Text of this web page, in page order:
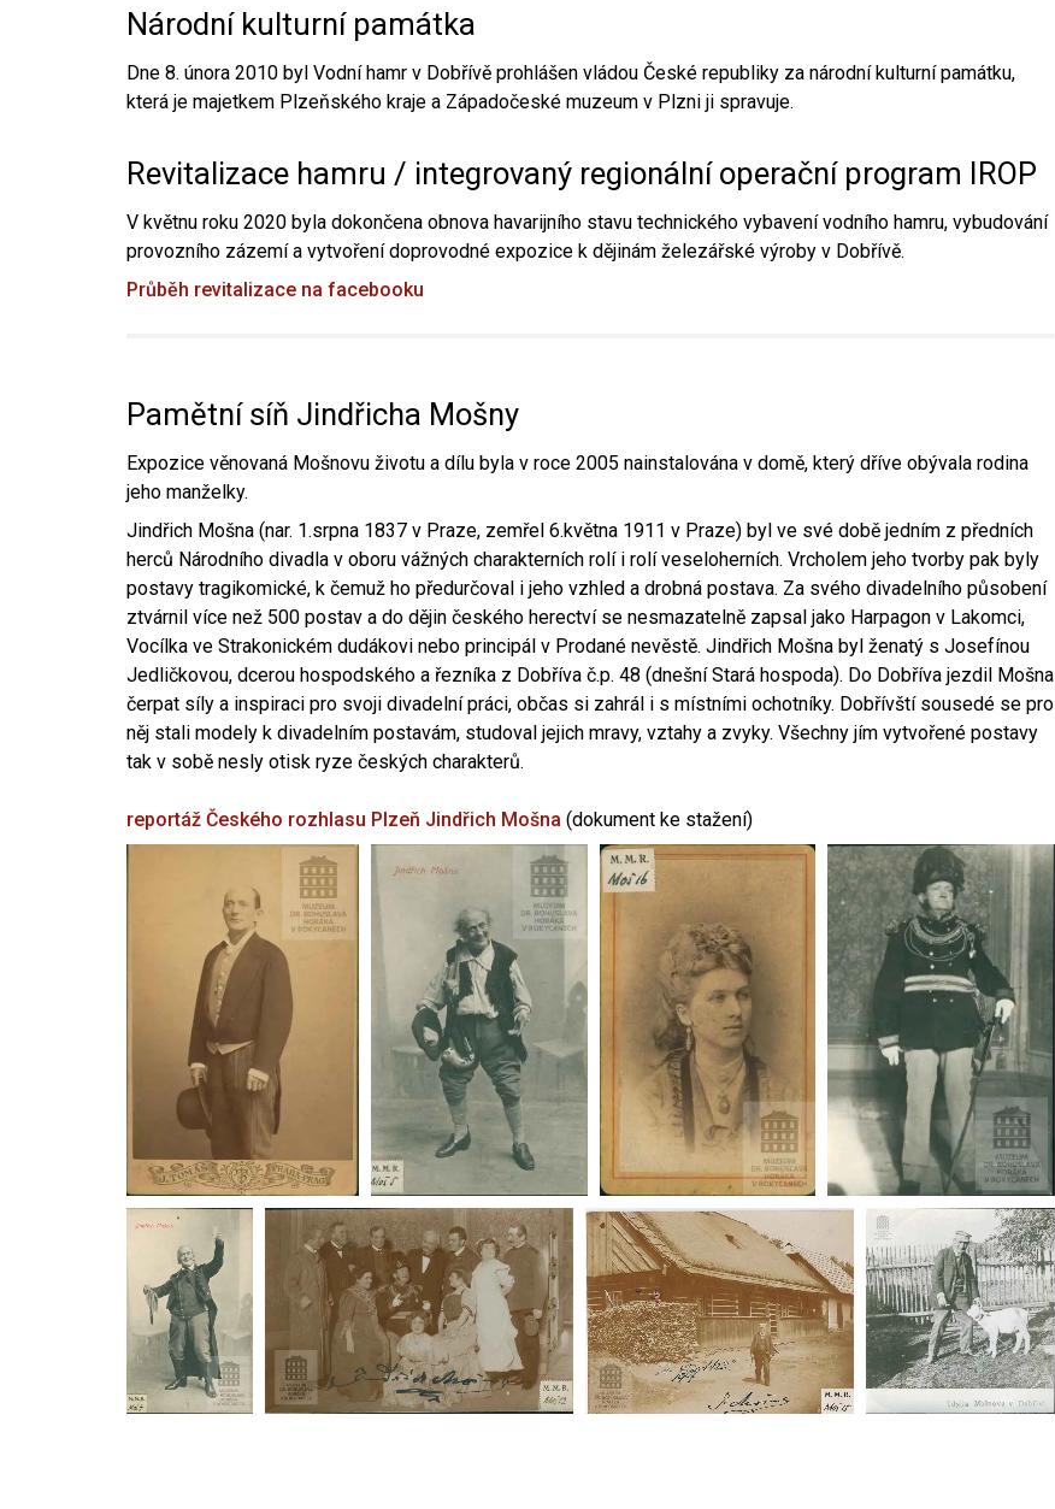
Národní kulturní památka
Dne 8. února 2010 byl Vodní hamr v Dobřívě prohlášen vládou České republiky za národní kulturní památku,
která je majetkem Plzeňského kraje a Západočeské muzeum v Plzni ji spravuje.
Revitalizace hamru / integrovaný regionální operační program IROP
V květnu roku 2020 byla dokončena obnova havarijního stavu technického vybavení vodního hamru, vybudování
provozního zázemí a vytvoření doprovodné expozice k dějinám železářské výroby v Dobřívě.
Průběh revitalizace na facebooku
Pamětní síň Jindřicha Mošny
Expozice věnovaná Mošnovu životu a dílu byla v roce 2005 nainstalována v domě, který dříve obývala rodina
jeho manželky.
Jindřich Mošna (nar. 1.srpna 1837 v Praze, zemřel 6.května 1911 v Praze) byl ve své době jedním z předních
herců Národního divadla v oboru vážných charakterních rolí i rolí veseloherních. Vrcholem jeho tvorby pak byly
postavy tragikomické, k čemuž ho předurčoval i jeho vzhled a drobná postava. Za svého divadelního působení
ztvárnil více než 500 postav a do dějin českého herectví se nesmazatelně zapsal jako Harpagon v Lakomci,
Vocílka ve Strakonickém dudákovi nebo principál v Prodané nevěstě. Jindřich Mošna byl ženatý s Josefínou
Jedličkovou, dcerou hospodského a řezníka z Dobříva č.p. 48 (dnešní Stará hospoda). Do Dobříva jezdil Mošna
čerpat síly a inspiraci pro svoji divadelní práci, občas si zahrál i s místními ochotníky. Dobřívští sousedé se pro
něj stali modely k divadelním postavám, studoval jejich mravy, vztahy a zvyky. Všechny jím vytvořené postavy
tak v sobě nesly otisk ryze českých charakterů.
reportáž Českého rozhlasu Plzeň Jindřich Mošna (dokument ke stažení)